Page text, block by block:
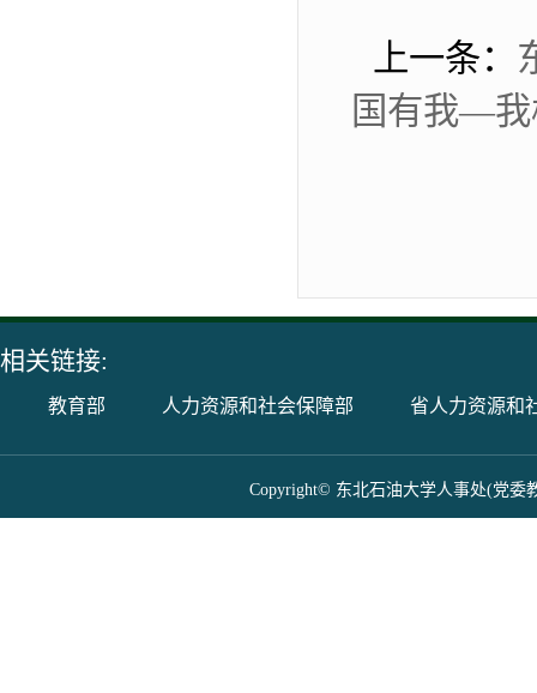
上一条：
国有我—我
相关链接:
教育部 人力资源和社会保障部 省人力资源和
Copyright© 东北石油大学人事处(党委教师工作部) 黑